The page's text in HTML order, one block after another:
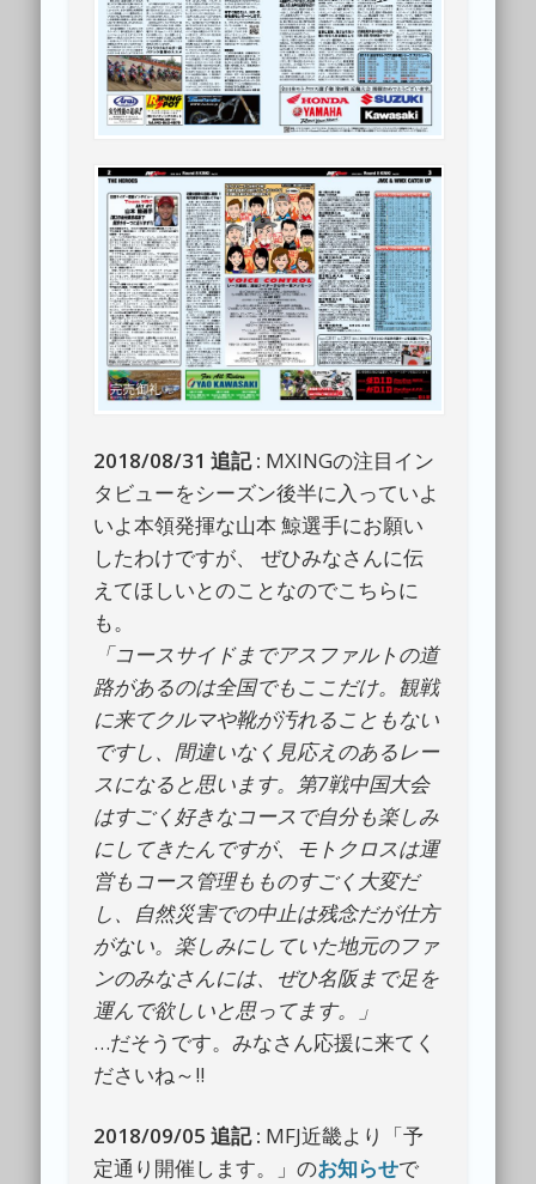
2018/08/31 追記 : MXINGの注目イン
タビューをシーズン後半に入っていよ
いよ本領発揮な山本 鯨選手にお願い
したわけですが、 ぜひみなさんに伝
えてほしいとのことなのでこちらに
も。
「コースサイドまでアスファルトの道
路があるのは全国でもここだけ。観戦
に来てクルマや靴が汚れることもない
ですし、間違いなく見応えのあるレー
スになると思います。第7戦中国大会
はすごく好きなコースで自分も楽しみ
にしてきたんですが、モトクロスは運
営もコース管理もものすごく大変だ
し、自然災害での中止は残念だが仕方
がない。楽しみにしていた地元のファ
ンのみなさんには、ぜひ名阪まで足を
運んで欲しいと思ってます。」
…だそうです。みなさん応援に来てく
ださいね～!!
2018/09/05 追記 : MFJ近畿より「予
定通り開催します。」のお知らせで